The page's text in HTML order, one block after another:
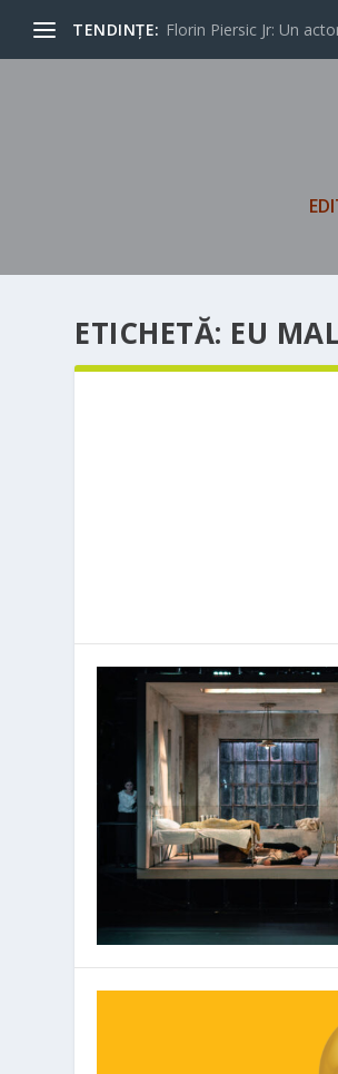
TENDINȚE: Florin Piersic Jr: Un
ETICHETĂ: EU